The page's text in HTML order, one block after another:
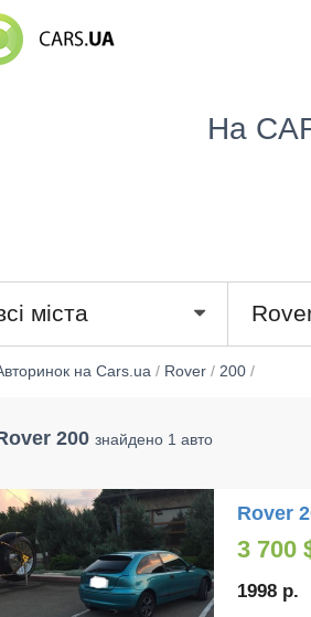
На
міста
на Cars.ua/ Rover/ 200/
200 знайдено 1 авто
Rover
3 700
1998 р.